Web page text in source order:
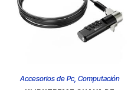
Accesorios de Pc, Computación